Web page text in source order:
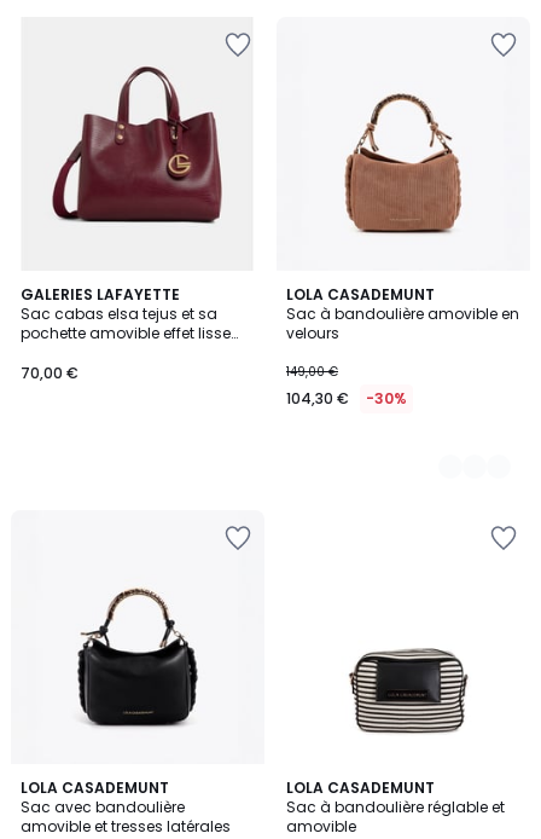
GALERIES LAFAYETTE
Sac cabas elsa tejus et sa
pochette amovible effet lisse
70,00 €
LOLA CASADEMUNT
Sac à bandoulière amovible en
velours
149,00 €
104,30 € -30%
2
Couleurs
LOLA CASADEMUNT
Sac avec bandoulière
amovible et tresses latérales
2
Couleurs
LOLA CASADEMUNT
Sac à bandoulière réglable et
amovible